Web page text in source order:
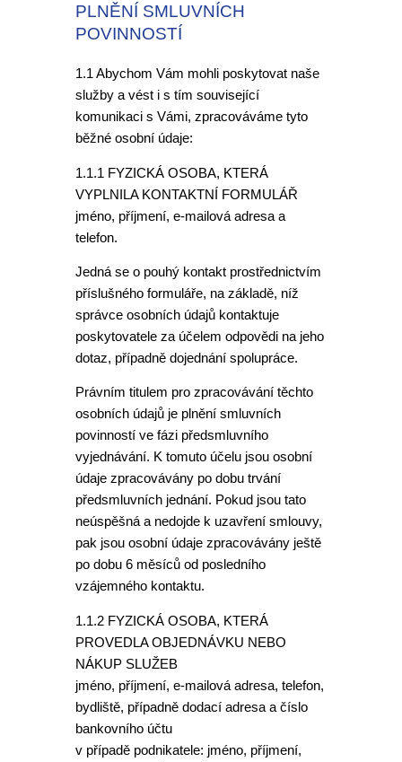
PLNĚNÍ SMLUVNÍCH
POVINNOSTÍ
1.1 Abychom Vám mohli poskytovat naše
služby a vést i s tím související
komunikaci s Vámi, zpracováváme tyto
běžné osobní údaje:
1.1.1 FYZICKÁ OSOBA, KTERÁ
VYPLNILA KONTAKTNÍ FORMULÁŘ
jméno, příjmení, e-mailová adresa a
telefon.
Jedná se o pouhý kontakt prostřednictvím
příslušného formuláře, na základě, níž
správce osobních údajů kontaktuje
poskytovatele za účelem odpovědi na jeho
dotaz, případně dojednání spolupráce.
Právním titulem pro zpracovávání těchto
osobních údajů je plnění smluvních
povinností ve fázi předsmluvního
vyjednávání. K tomuto účelu jsou osobní
údaje zpracovávány po dobu trvání
předsmluvních jednání. Pokud jsou tato
neúspěšná a nedojde k uzavření smlouvy,
pak jsou osobní údaje zpracovávány ještě
po dobu 6 měsíců od posledního
vzájemného kontaktu.
1.1.2 FYZICKÁ OSOBA, KTERÁ
PROVEDLA OBJEDNÁVKU NEBO
NÁKUP SLUŽEB
jméno, příjmení, e-mailová adresa, telefon,
bydliště, případně dodací adresa a číslo
bankovního účtu
v případě podnikatele: jméno, příjmení,